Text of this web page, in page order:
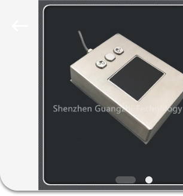
CASA
PRODUTOS
SOBRE